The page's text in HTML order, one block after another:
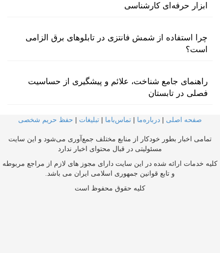
ابزار حرفه‌ای کارشناسی
چرا استفاده از شمش فانتزی در تابلوهای برق الزامی
است؟
راهنمای جامع شناخت، علائم و پیشگیری از حساسیت
فصلی در تابستان
صفحه اصلی | درباره‌ما | تماس‌با‌ما | تبلیغات | حفظ حریم شخصی
تمامی اخبار بطور خودکار از منابع مختلف جمع‌آوری می‌شود و این سایت
مسئولیتی در قبال محتوای اخبار ندارد
کلیه خدمات ارائه شده در این سایت دارای مجوز های لازم از مراجع مربوطه
و تابع قوانین جمهوری اسلامی ایران می باشد.
کلیه حقوق محفوظ است